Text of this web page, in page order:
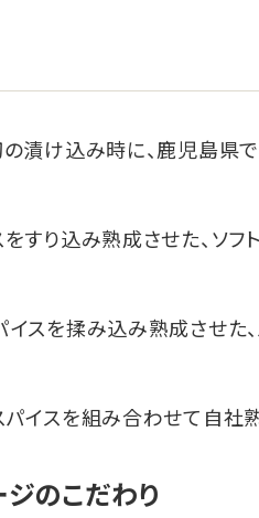
漬け込み時に、鹿児島県
すり込み熟成させた、ソフ
スを揉み込み熟成させた
イスを組み合わせて自社
のこだわり